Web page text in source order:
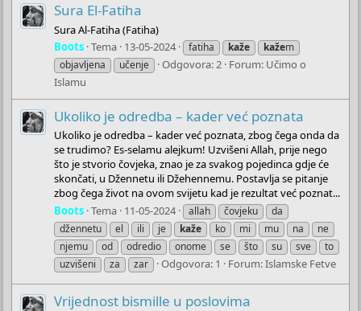
Sura El-Fatiha
Sura Al-Fatiha (Fatiha)
Boots Tema 13-05-2024 fatiha kaže kažem
objavljena
učenje Odgovora: 2 Forum: Učimo o
Islamu
Ukoliko je odredba – kader već poznata
Ukoliko je odredba – kader već poznata, zbog čega onda da
se trudimo? Es-selamu alejkum! Uzvišeni Allah, prije nego
što je stvorio čovjeka, znao je za svakog pojedinca gdje će
skončati, u Džennetu ili Džehennemu. Postavlja se pitanje
zbog čega život na ovom svijetu kad je rezultat već poznat...
Boots Tema 11-05-2024 allah čovjeku
da
džennetu
el ili je kaže ko mi mu na
ne
njemu
od odredio onome se što su sve
to
uzvišeni
za zar Odgovora: 1 Forum:Islamske Fetve
Vrijednost bismille u poslovima